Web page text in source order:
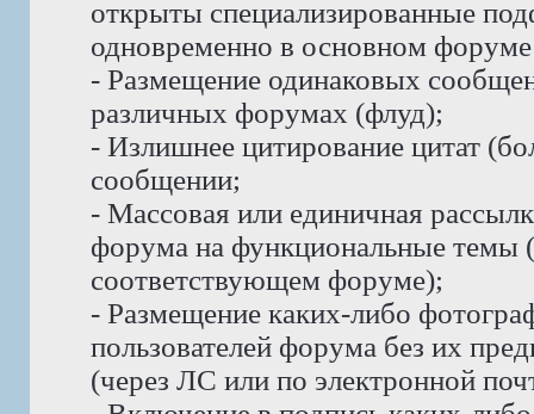
открыты специализированные
одновременно в основном
- Размещение одинаковых
различных форумах (флуд);
- Излишнее цитирование цитат
сообщении;
- Массовая или единичная
форума на функциональные темы
соответствующем форуме);
- Размещение каких-либо
пользователей форума без их
(через ЛС или по электронной